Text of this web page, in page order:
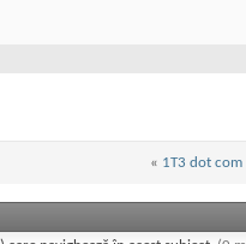
« 1T3 dot com